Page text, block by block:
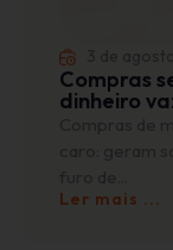
Compras
dinheiro
Ler mais ...